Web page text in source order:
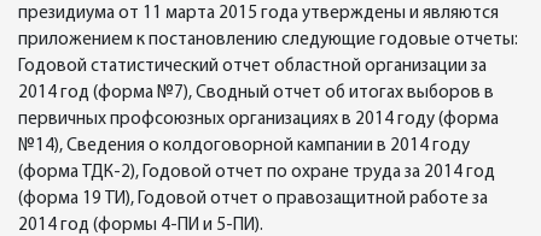
президиума от 11 марта 2015 года утверждены и являются
приложением к постановлению следующие годовые отчеты:
Годовой статистический отчет областной организации за
2014 год (форма №7), Сводный отчет об итогах выборов в
первичных профсоюзных организациях в 2014 году (форма
№14), Сведения о колдоговорной кампании в 2014 году
(форма ТДК-2), Годовой отчет по охране труда за 2014 год
(форма 19 ТИ), Годовой отчет о правозащитной работе за
2014 год (формы 4-ПИ и 5-ПИ).